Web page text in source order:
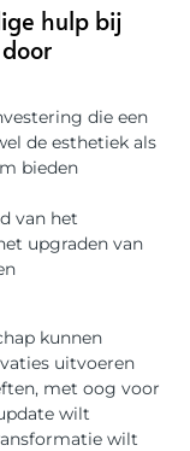
hulp bij
die een
de esthetiek als
bieden
van het
upgraden van
kunnen
uitvoeren
met oog voor
wilt
wilt